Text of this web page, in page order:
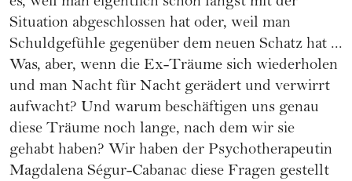
Situation abgeschlossen hat oder, weil man
Schuldgefühle gegenüber dem neuen Schatz hat ...
Was, aber, wenn die Ex-Träume sich wiederholen
und man Nacht für Nacht gerädert und verwirrt
aufwacht? Und warum beschäftigen uns genau
diese Träume noch lange, nach dem wir sie
gehabt haben? Wir haben der Psychotherapeutin
Magdalena Ségur-Cabanac diese Fragen gestellt